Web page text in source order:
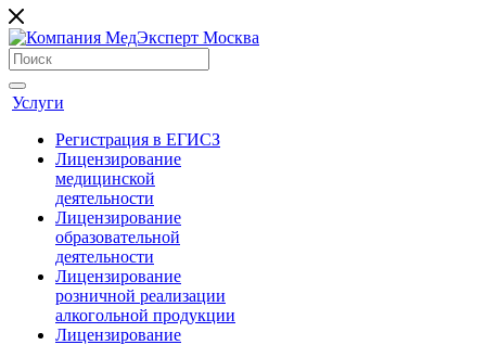
Услуги
Регистрация в ЕГИСЗ
Лицензирование
медицинской
деятельности
Лицензирование
образовательной
деятельности
Лицензирование
розничной реализации
алкогольной продукции
Лицензирование